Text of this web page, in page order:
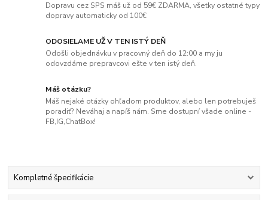
Dopravu cez SPS máš už od 59€ ZDARMA, všetky ostatné typy
dopravy automaticky od 100€
ODOSIELAME UŽ V TEN ISTÝ DEŇ
Odošli objednávku v pracovný deň do 12:00 a my ju
odovzdáme prepravcovi ešte v ten istý deň.
Máš otázku?
Máš nejaké otázky ohľadom produktov, alebo len potrebuješ
poradiť? Neváhaj a napíš nám. Sme dostupní všade online -
FB,IG,ChatBox!
Kompletné špecifikácie